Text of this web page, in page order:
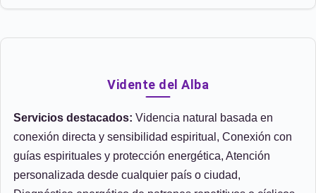
Vidente del Alba
Servicios destacados: Videncia natural basada en
conexión directa y sensibilidad espiritual, Conexión con
guías espirituales y protección energética, Atención
personalizada desde cualquier país o ciudad,